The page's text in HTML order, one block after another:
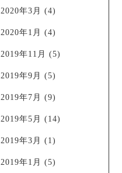
2020年3月 (4)
2020年1月 (4)
2019年11月 (5)
2019年9月 (5)
2019年7月 (9)
2019年5月 (14)
2019年3月 (1)
2019年1月 (5)